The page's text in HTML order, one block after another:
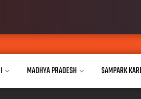
MADHYA PRADESH SAMPARK